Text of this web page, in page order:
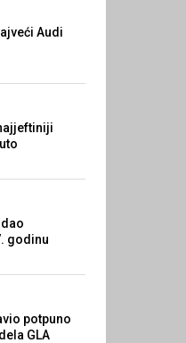
Audi
godinu
potpuno
GLA